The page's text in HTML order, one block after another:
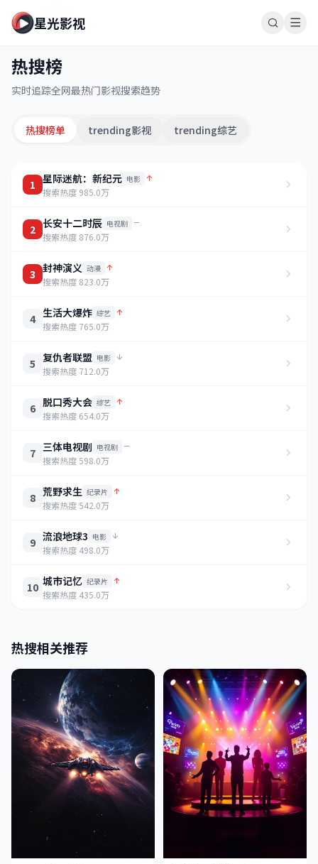
星光影视
星光影视 - 免费在线观看高清电影电视剧，热门影视资源抢先
首页 热搜榜
热搜榜
实时追踪全网最热门影视搜索趋势
热搜榜单 trending影视 trending综艺
1 星际迷航：新纪元 电影
搜索热度 985.0万
2 长安十二时辰 电视剧
搜索热度 876.0万
3 封神演义 动漫
搜索热度 823.0万
4 生活大爆炸 综艺
搜索热度 765.0万
5 复仇者联盟 电影
搜索热度 712.0万
6 脱口秀大会 综艺
搜索热度 654.0万
7 三体电视剧 电视剧
搜索热度 598.0万
8 荒野求生 纪录片
搜索热度 542.0万
9 流浪地球3 电影
搜索热度 498.0万
10 城市记忆 纪录片
搜索热度 435.0万
热搜相关推荐